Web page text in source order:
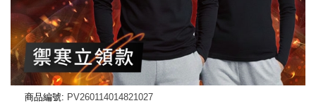
商品編號: PV260114014821027